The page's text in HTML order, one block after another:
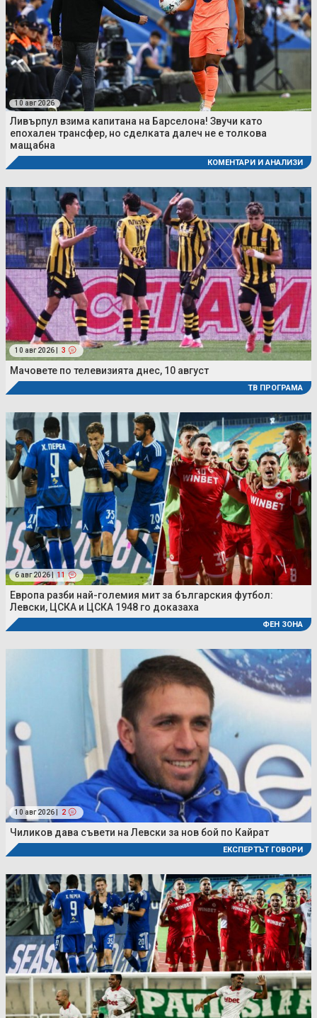
10 авг 2026
Ливърпул взима капитана на Барселона! Звучи като
епохален трансфер, но сделката далеч не е толкова
мащабна
КОМЕНТАРИ И АНАЛИЗИ
10 авг 2026 | 3
Мачовете по телевизията днес, 10 август
ТВ ПРОГРАМА
6 авг 2026 | 11
Европа разби най-големия мит за българския футбол:
Левски, ЦСКА и ЦСКА 1948 го доказаха
ФЕН ЗОНА
10 авг 2026 | 2
Чиликов дава съвети на Левски за нов бой по Кайрат
ЕКСПЕРТЪТ ГОВОРИ